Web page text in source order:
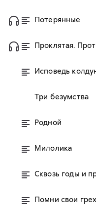
Потерянные
Проклятая.
Исповедь
Три безумства
Родной
Милолика
Сквозь годы и
Помни свои